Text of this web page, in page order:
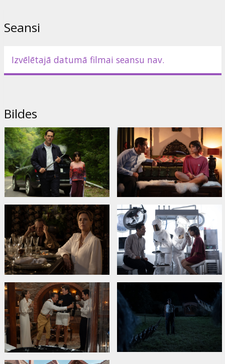
Seansi
Izvēlētajā datumā filmai seansu nav.
Bildes